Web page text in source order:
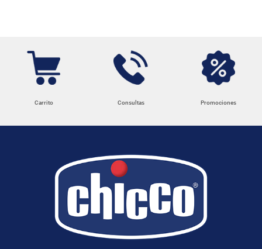
Carrito Consultas Promociones